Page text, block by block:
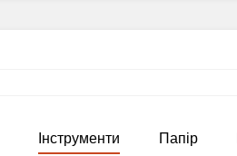
Інструменти Папір